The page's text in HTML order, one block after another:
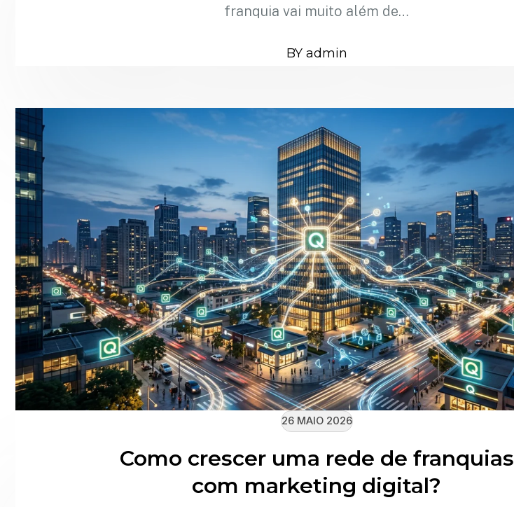
franquia vai muito além de…
BY admin
26 MAIO 2026
Como crescer uma rede de franquias
com marketing digital?